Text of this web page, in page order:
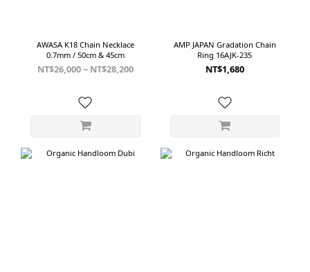
AWASA K18 Chain Necklace
0.7mm / 50cm & 45cm
NT$26,000 ~ NT$28,200
AMP JAPAN Gradation Chain
Ring 16AJK-235
NT$1,680